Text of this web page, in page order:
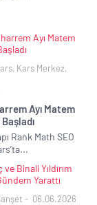
, Kars Merkez,
Ayı Matem
Rank Math SEO
06.06.2026